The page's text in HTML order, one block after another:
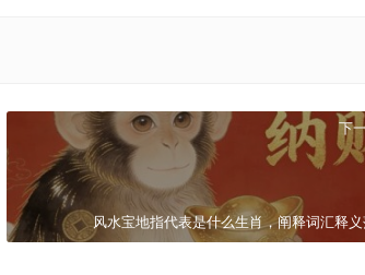
下
风水宝地指代表是什么生肖，阐释词汇释